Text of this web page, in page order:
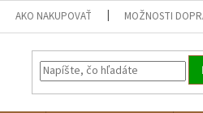
AKO NAKUPOVAŤ MOŽNOSTI